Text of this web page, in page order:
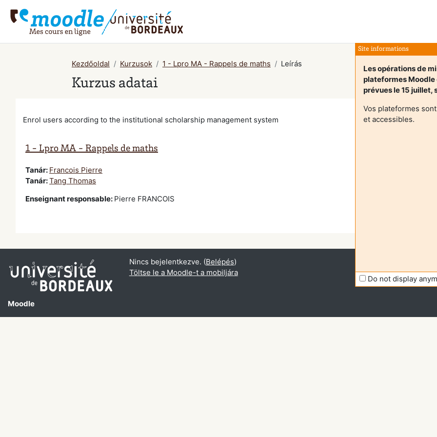
Site informations
Les opérations de
plateformes
prévues le 15 juillet,
Vos plateformes
et accessibles.
Do not display
Kezdőoldal Kurzusok 1 - Lpro MA - Rappels de maths Leírás
Kurzus adatai
Enrol users according to the institutional scholarship management system
1 - Lpro MA - Rappels de maths
Tanár: Francois Pierre
Tanár:Tang Thomas
Enseignant responsable: Pierre FRANCOIS
Moodle
Nincs bejelentkezve. (Belépés)
Töltse le a Moodle-t a mobiljára